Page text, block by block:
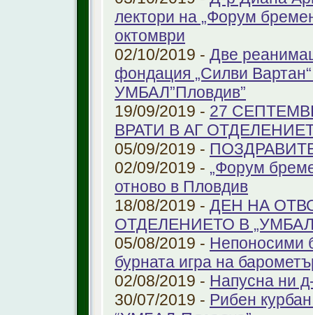
лектори на „Форум
октомври
02/10/2019 - Две
фондация „Силви
УМБАЛ”Пловдив”
19/09/2019 - 27
ВРАТИ В АГ
05/09/2019 -
02/09/2019 - „Форум
отново в Пловдив
18/08/2019 - ДЕН НА
ОТДЕЛЕНИЕТО В
05/08/2019 - Непоносими
бурната игра на
02/08/2019 - Напусна ни
30/07/2019 - Рибен